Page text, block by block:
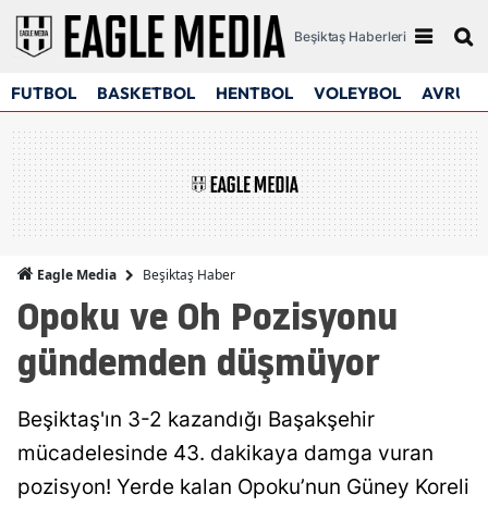
Beşiktaş Haberleri
FUTBOL BASKETBOL HENTBOL VOLEYBOL
Eagle Media Beşiktaş Haber
Opoku ve Oh Pozisyonu
gündemden düşmüyor
Beşiktaş'ın 3-2 kazandığı Başakşehir
mücadelesinde 43. dakikaya damga vuran
pozisyon! Yerde kalan Opoku’nun Güney Koreli